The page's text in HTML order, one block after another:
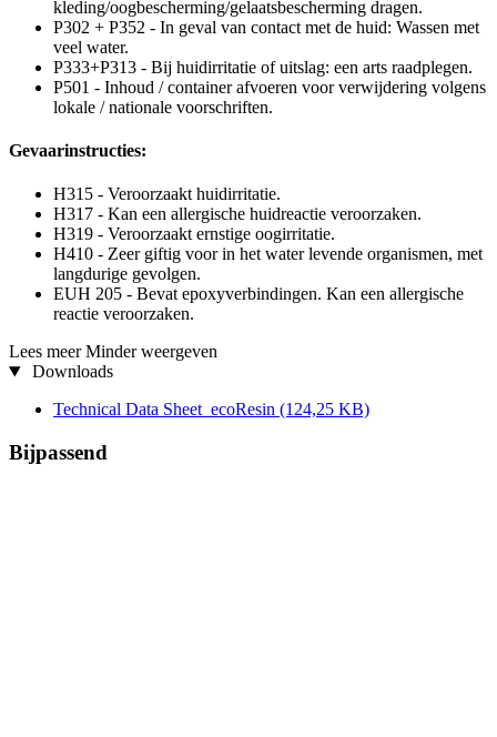
kleding/oogbescherming/gelaatsbescherming dragen.
P302 + P352 - In geval van contact met de huid: Wassen met
veel water.
P333+P313 - Bij huidirritatie of uitslag: een arts raadplegen.
P501 - Inhoud / container afvoeren voor verwijdering volgens
lokale / nationale voorschriften.
Gevaarinstructies:
H315 - Veroorzaakt huidirritatie.
H317 - Kan een allergische huidreactie veroorzaken.
H319 - Veroorzaakt ernstige oogirritatie.
H410 - Zeer giftig voor in het water levende organismen, met
langdurige gevolgen.
EUH 205 - Bevat epoxyverbindingen. Kan een allergische
reactie veroorzaken.
Lees meer Minder weergeven
Downloads
Technical Data Sheet_ecoResin (124,25 KB)
Bijpassend